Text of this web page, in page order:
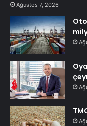
Ağustos 7, 2026